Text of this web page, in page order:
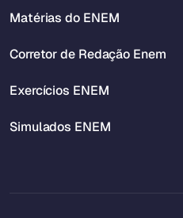
Matérias do ENEM
Corretor de Redação Enem
Exercícios ENEM
Simulados ENEM